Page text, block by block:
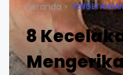
Beranda
8